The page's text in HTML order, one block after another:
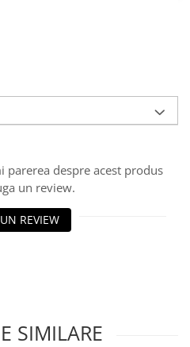
parerea despre acest produs
un review.
REVIEW
SIMILARE